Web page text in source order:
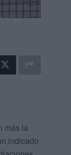
más la
indicado